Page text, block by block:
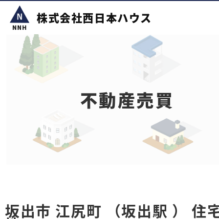
不動産売買
株式会社西日本ハウス
坂出市 江尻町 （坂出駅 ） 住